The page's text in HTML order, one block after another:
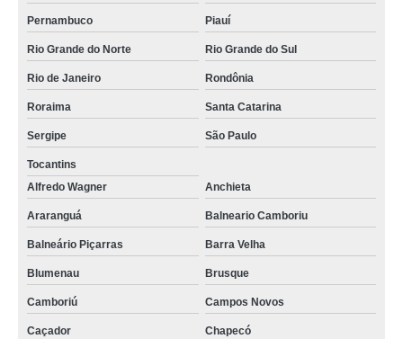
Pernambuco Piauí
Rio Grande do Norte Rio Grande do Sul
Rio de Janeiro Rondônia
Roraima Santa Catarina
Sergipe São Paulo
Tocantins
Alfredo Wagner
Anchieta
Araranguá Balneario Camboriu
Balneário Piçarras Barra Velha
Blumenau Brusque
Camboriú Campos Novos
Caçador Chapecó